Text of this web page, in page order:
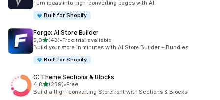
Turn ideas into high-converting pages with AI.
Built for Shopify
Forge: AI Store Builder
5,0de 5 estrelas
(48)
48 total de avaliações
•Free trial available
Build your store in minutes with AI Store Builder + Bundles
Built for Shopify
G: Theme Sections & Blocks
4,8de 5 estrelas
(269)
269 total de avaliações
•Free
Build a High-converting Storefront with Sections & Blocks